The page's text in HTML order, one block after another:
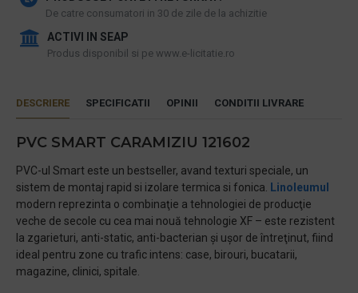
De catre consumatori in 30 de zile de la achizitie
ACTIVI IN SEAP
Produs disponibil si pe www.e-licitatie.ro
DESCRIERE SPECIFICATII OPINII CONDITII LIVRARE
PVC SMART CARAMIZIU 121602
PVC-ul Smart este un bestseller, avand texturi speciale, un
sistem de montaj rapid si izolare termica si fonica.
Linoleumul
modern reprezinta o combinaţie a tehnologiei de producţie
veche de secole cu cea mai nouă tehnologie XF – este rezistent
la zgarieturi, anti-static, anti-bacterian şi uşor de întreţinut, fiind
ideal pentru zone cu trafic intens: case, birouri, bucatarii,
magazine, clinici, spitale.